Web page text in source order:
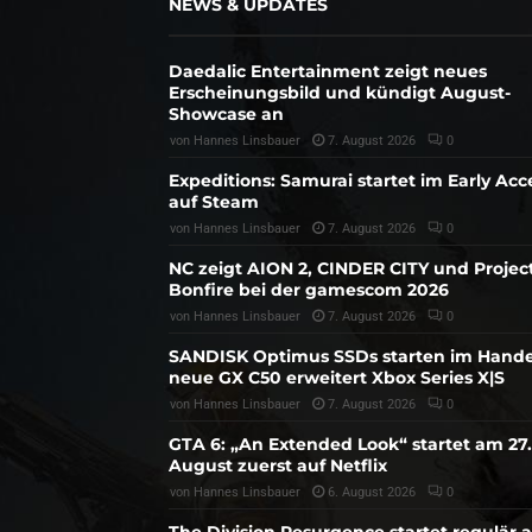
Daedalic Entertainment zeigt neues
Erscheinungsbild und kündigt August-
Showcase an
von Hannes Linsbauer 7. August 2026 0
Expeditions: Samurai startet im Early
auf Steam
von Hannes Linsbauer 7. August 2026 0
NC zeigt AION 2, CINDER CITY und
Bonfire bei der gamescom 2026
von Hannes Linsbauer 7. August 2026 0
SANDISK Optimus SSDs starten im
neue GX C50 erweitert Xbox Series X|S
von Hannes Linsbauer 7. August 2026 0
GTA 6: „An Extended Look“ startet am 27.
August zuerst auf Netflix
von Hannes Linsbauer 6. August 2026 0